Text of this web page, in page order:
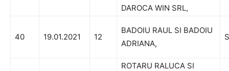
DAROCA WIN SRL,
40 19.01.2021 12
BADOIU RAUL SI BADOIU
ADRIANA,
ROTARU RALUCA SI